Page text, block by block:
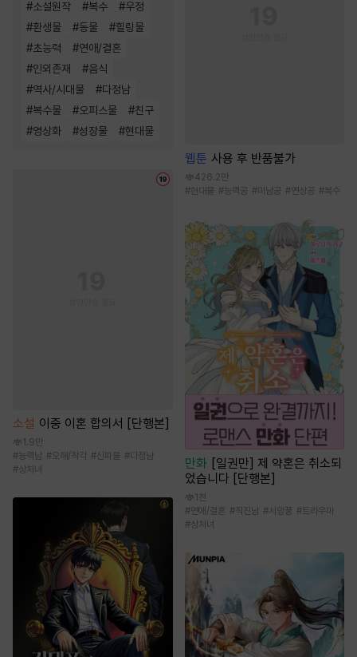
#소설원작 #복수 #우정
#환생물 #동물 #힐링물
#초능력 #연애/결혼
#인외존재 #음식
#역사/시대물 #다정남
#복수물 #오피스물 #친구
#영상화 #성장물 #현대물
소설 이중 이혼 합의서 [단행본]
1.9만
#능력남 #오해/착각 #신파물 #다정남
#상처녀
웹툰 사용 후 반품불가
426.2만
#현대물 #능력공 #미남공 #연상공 #복수
만화
[일권만] 제 약혼은 취소되
었습니다 [단행본]
1천
#연애/결혼 #직진남 #서양풍 #트라우마
#상처녀